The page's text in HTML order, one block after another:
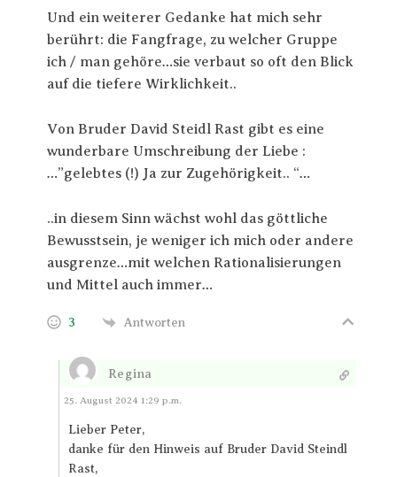
Und ein weiterer Gedanke hat mich sehr
berührt: die Fangfrage, zu welcher Gruppe
ich / man gehöre…sie verbaut so oft den Blick
auf die tiefere Wirklichkeit..
Von Bruder David Steidl Rast gibt es eine
wunderbare Umschreibung der Liebe :
…”gelebtes (!) Ja zur Zugehörigkeit.. “…
..in diesem Sinn wächst wohl das göttliche
Bewusstsein, je weniger ich mich oder andere
ausgrenze…mit welchen Rationalisierungen
und Mittel auch immer…
3 Antworten
Regina
Antworten
25. August 2024 1:29 p.m.
Lieber Peter,
danke für den Hinweis auf Bruder David Steindl
Rast,